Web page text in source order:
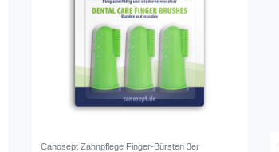
Canosept Zahnpflege Finger-Bürsten 3er